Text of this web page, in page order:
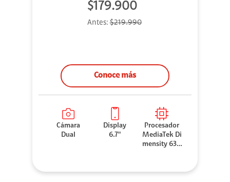
$179.900
Antes:$219.990
Conoce más
Cámara
Dual
Display
6.7"
Procesador
MediaTek Di
mensity 630